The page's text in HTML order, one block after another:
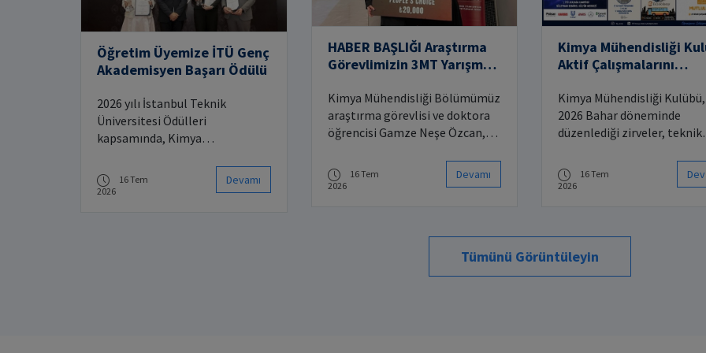
Öğretim Üyemize İTÜ Genç
Akademisyen Başarı Ödülü
2026 yılı İstanbul Teknik
Üniversitesi Ödülleri
kapsamında, Kimya
üyemiz Dr. Öğr. Üyesi Hüseyin
Enis Karahan, Mühendislik
16 Tem
2026
Devamı
HABER BAŞLIĞI Araştırma
Görevlimizin 3MT Yarışması
Kimya Mühendisliği Bölümümüz
araştırma görevlisi ve doktora
öğrencisi Gamze Neşe Özcan,
Competition kapsamında
düzenlenen yarışmada
16 Tem
2026
Devamı
Kimya Mühendisliği
Aktif Çalışmalarını
Kimya Mühendisliği Kulübü,
2026 Bahar döneminde
düzenlediği zirveler, teknik
isimlerin katıldığı
öğrencileri sektör
16 Tem
2026
Tümünü Görüntüleyin